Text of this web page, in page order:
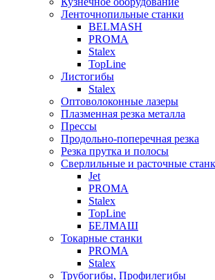
Ленточнопильные станки
BELMASH
PROMA
Stalex
TopLine
Листогибы
Stalex
Оптоволоконные лазеры
Плазменная резка металла
Прессы
Продольно-поперечная резка
Резка прутка и полосы
Сверлильные и расточные
Jet
PROMA
Stalex
TopLine
БЕЛМАШ
Токарные станки
PROMA
Stalex
Трубогибы, Профилегибы